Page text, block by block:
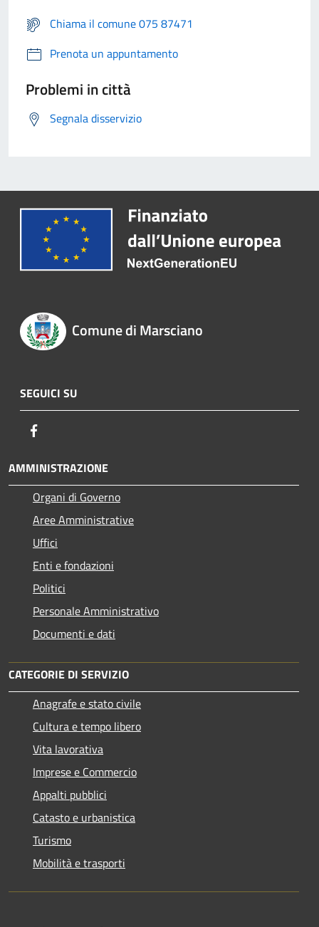
Chiama il comune 075 87471
Prenota un appuntamento
Problemi in città
Segnala disservizio
Comune di Marsciano
SEGUICI SU
AMMINISTRAZIONE
Organi di Governo
Aree Amministrative
Uffici
Enti e fondazioni
Politici
Personale Amministrativo
Documenti e dati
CATEGORIE DI SERVIZIO
Anagrafe e stato civile
Cultura e tempo libero
Vita lavorativa
Imprese e Commercio
Appalti pubblici
Catasto e urbanistica
Turismo
Mobilità e trasporti